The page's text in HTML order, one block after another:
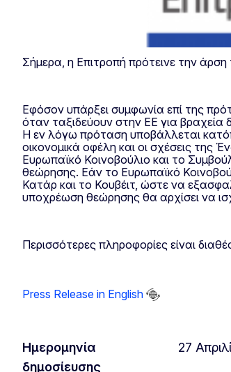
Σήμερα, η Επιτροπή πρότεινε την
Εφόσον υπάρξει συμφωνία επί της
όταν ταξιδεύουν στην ΕΕ για βραχεία
Η εν λόγω πρόταση υποβάλλεται
οικονομικά οφέλη και οι σχέσεις
Ευρωπαϊκό Κοινοβούλιο και το
θεώρησης. Εάν το Ευρωπαϊκό
Κατάρ και το Κουβέιτ, ώστε να
υποχρέωση θεώρησης θα αρχίσει να
Περισσότερες πληροφορίες είναι
Press Release in English
Ημερομηνία
δημοσίευσης
27